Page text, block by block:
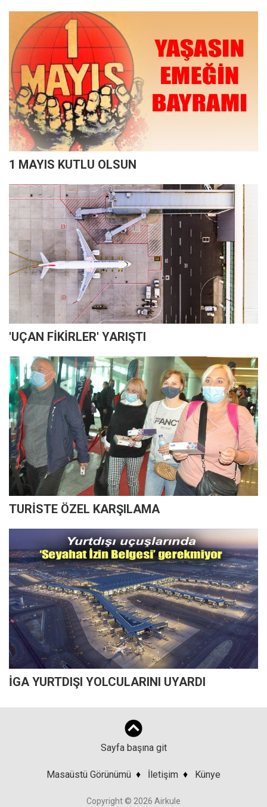
1 MAYIS KUTLU OLSUN
'UÇAN FİKİRLER' YARIŞTI
TURİSTE ÖZEL KARŞILAMA
İGA YURTDIŞI YOLCULARINI UYARDI
Sayfa başına git
Masaüstü Görünümü ♦ İletişim ♦ Künye
Copyright © 2026 Airkule